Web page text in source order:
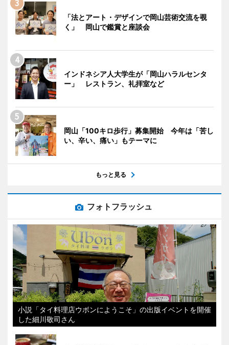
「法とアート・デザインで岡山芸術交流を覗
く」 岡山で鑑賞と座談会
インドネシア人大学生が「岡山ハラルセンタ
ー」 レストラン、礼拝室など
岡山「100キロ歩行」募集開始 今年は「苦し
い、辛い、痛い」もテーマに
もっと見る
フォトフラッシュ
小説「タイ料理店ウボンにようこそ」の出版イベントを開催
した細川敬司さん